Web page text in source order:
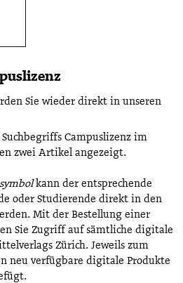
Sie wieder direkt in unseren
Campuslizenz im
zwei Artikel angezeigt.
kann der entsprechende
oder Studierende direkt in den
Mit der Bestellung einer
Sie Zugriff auf sämtliche digitale
Zürich. Jeweils zum
neu verfügbare digitale Produkte